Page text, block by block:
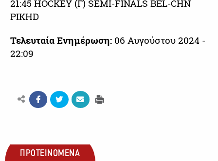
21:45 HOCKEY (Γ) SEMI-FINALS BEL-CHN
ΡΙΚHD
Τελευταία Ενημέρωση: 06 Αυγούστου 2024 -
22:09
ΠΡΟΤΕΙΝΟΜΕΝΑ